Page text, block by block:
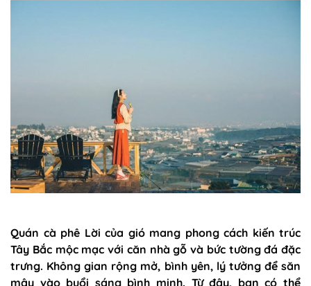
Quán cà phê Lời của gió mang phong cách kiến trúc
Tây Bắc mộc mạc với căn nhà gỗ và bức tường đá đặc
trưng. Không gian rộng mở, bình yên, lý tưởng để săn
mây vào buổi sáng bình minh. Từ đây, bạn có thể